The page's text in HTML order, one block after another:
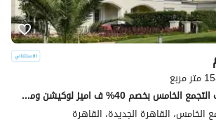
مربع
استلام سنتين في قلب التجمع الخامس بخصم 40% ف اميز لوكيشن ومتاح تقسيط لحد 8 سنين
الخامس، القاهرة الجديدة، القاهرة